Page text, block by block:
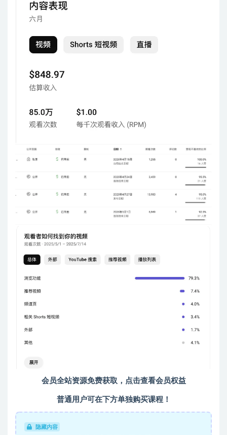
会员全站资源免费获取，点击查看会员权益
普通用户可在下方单独购买课程！
隐藏内容